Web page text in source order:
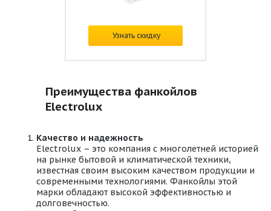
по запросу
Узнать скидку
Преимущества фанкойлов
Electrolux
Качество и надежность
Electrolux – это компания с многолетней историей
на рынке бытовой и климатической техники,
известная своим высоким качеством продукции и
современными технологиями. Фанкойлы этой
марки обладают высокой эффективностью и
долговечностью.